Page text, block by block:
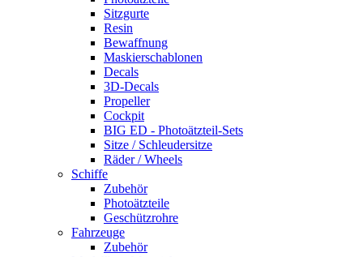
Sitzgurte
Resin
Bewaffnung
Maskierschablonen
Decals
3D-Decals
Propeller
Cockpit
BIG ED - Photoätzteil-Sets
Sitze / Schleudersitze
Räder / Wheels
Schiffe
Zubehör
Photoätzteile
Geschützrohre
Fahrzeuge
Zubehör